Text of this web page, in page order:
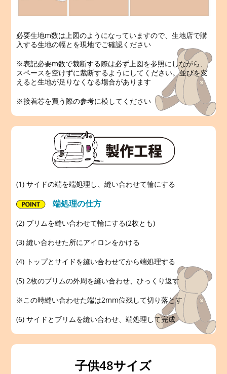
必要生地m数は上図のようになっていますので、生地店で購
入する生地の幅とを現地でご確認ください
※表記必要m数で裁断する際は必ず上図を参照にしながら、
スペースを空けずに裁断するようにしてください。並びを変
えると生地が足りなくなる場合があります
※接着芯を買う際の参考に模してください
(1) サイドの端を端処理し、縫い合わせて輪にする
端処理の仕方
(2) ブリムを縫い合わせて輪にする(2枚とも)
(3) 縫い合わせた所にアイロンをかける
(4) トップとサイドを縫い合わせてから端処理する
(5) 2枚のブリムの外周を縫い合わせ、ひっくり返す
※この時縫い合わせた端は2mm位残して切り落とす
(6) サイドとブリムを縫い合わせ、端処理して完成
子供48サイズ